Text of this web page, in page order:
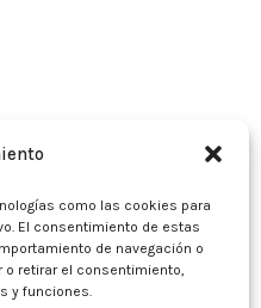
como las cookies para
El consentimiento de estas
de navegación o
retirar el consentimiento,
y funciones.